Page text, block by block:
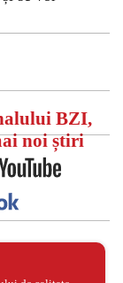
BZI,
noi știri